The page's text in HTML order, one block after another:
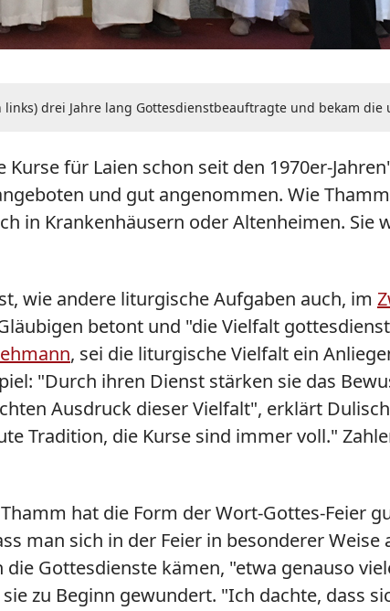
drei Jahre lang Gottesdienstbeauftragte und bekam
für Laien schon seit den 1970er-
und gut angenommen. Wie
in Krankenhäusern oder Altenheimen.
wie andere liturgische Aufgaben auch, im
betont und "die Vielfalt
, sei die liturgische Vielfalt ein
"Durch ihren Dienst stärken sie das
Ausdruck dieser Vielfalt", erklärt
Tradition, die Kurse sind immer voll."
hat die Form der Wort-Gottes-Feier
man sich in der Feier in besonderer
Gottesdienste kämen, "etwa genauso
zu Beginn gewundert. "Ich dachte, dass